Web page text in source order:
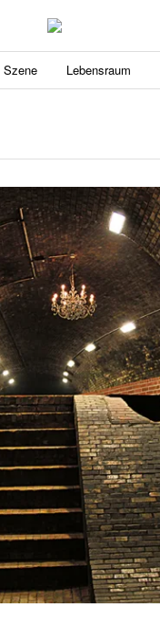
Szene Lebensraum